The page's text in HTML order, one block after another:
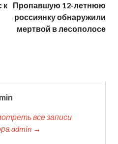
к
Пропавшую 12-летнюю
россиянку обнаружили
мертвой в лесополосе
все записи
admin →